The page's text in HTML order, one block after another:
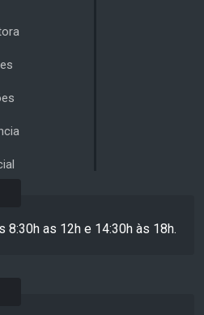
8:30h as 12h e 14:30h às 18h.